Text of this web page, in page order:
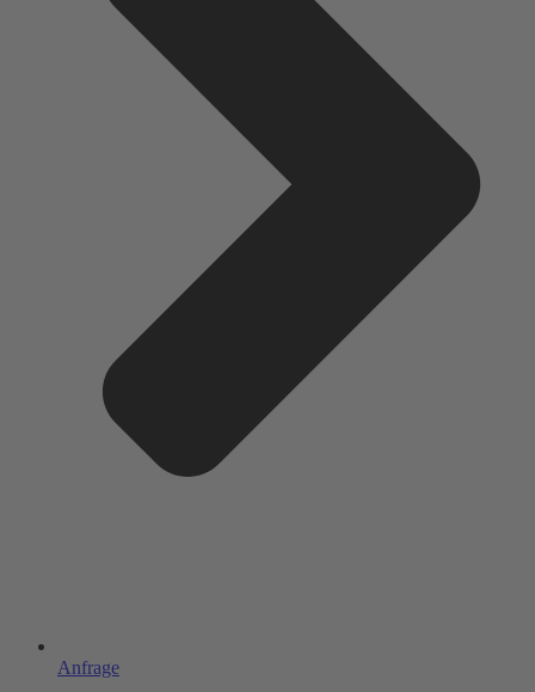
Anfrage